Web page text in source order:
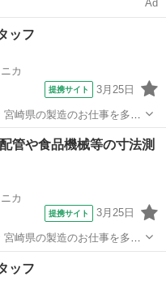
Ad
ッフ
カ
提携サイト 3月25日
崎県の製造のお仕事を多数
事で幅広い実績があり、 未
【既に「エフオ
管や食品機械等の寸法測
カ
提携サイト 3月25日
崎県の製造のお仕事を多数
事で幅広い実績があり、 未
【既に「エフオ
ッフ